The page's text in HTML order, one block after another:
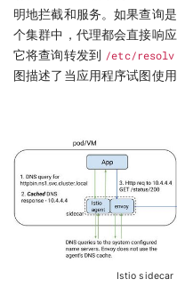
明地拦截和服务。如果查询
个集群中，代理都会直接响
它将查询转发到 /etc/
图描述了当应用程序试图使
Istio sidecar